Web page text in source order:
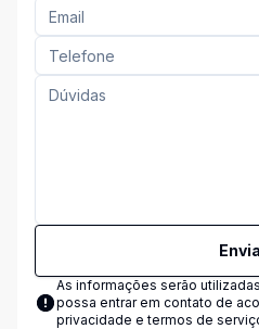
As informações serão
possa entrar em contato de
privacidade e termos de